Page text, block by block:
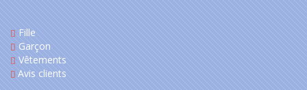
Fille
Garçon
Vêtements
Avis clients